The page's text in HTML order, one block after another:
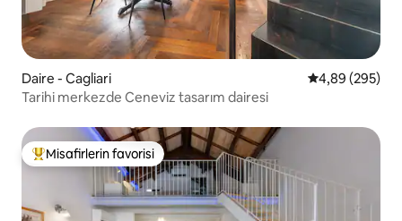
Daire - Cagliari 5 üzerinden
4,89 (295)
Tarihi merkezde Ceneviz tasarım dairesi
Misafirlerin favorilerinden en beğenilenler arasında
Misafirlerin favorisi